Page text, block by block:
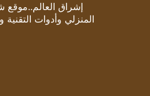
إشراق العالم..موقع
المنزلي وأدوات